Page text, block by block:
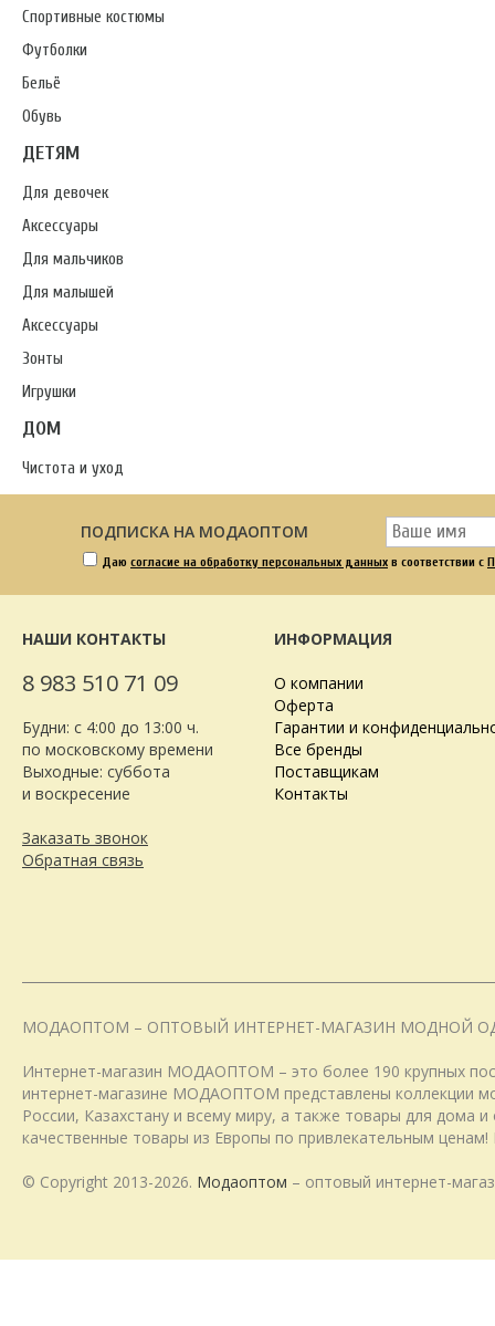
Спортивные костюмы
Футболки
Бельё
Обувь
ДЕТЯМ
Для девочек
Аксессуары
Для мальчиков
Для малышей
Аксессуары
Зонты
Игрушки
ДОМ
Чистота и уход
ПОДПИСКА НА МОДАОПТОМ
Даю согласие на обработку персональных данных в соответствии с
НАШИ КОНТАКТЫ
8 983 510 71 09
Будни: с 4:00 до 13:00 ч.
по московскому времени
Выходные: суббота
и воскресение
Заказать звонок
Обратная связь
ИНФОРМАЦИЯ
О компании
Оферта
Гарантии и
Все бренды
Поставщикам
Контакты
МОДАОПТОМ – ОПТОВЫЙ ИНТЕРНЕТ-МАГАЗИН МОДНОЙ
Интернет-магазин МОДАОПТОМ – это более 190 крупных
интернет-магазине МОДАОПТОМ представлены коллекции
России, Казахстану и всему миру, а также товары для дома
качественные товары из Европы по привлекательным
© Copyright 2013-2026. Модаоптом – оптовый интернет-